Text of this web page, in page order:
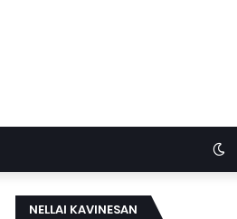
NELLAI KAVINESAN